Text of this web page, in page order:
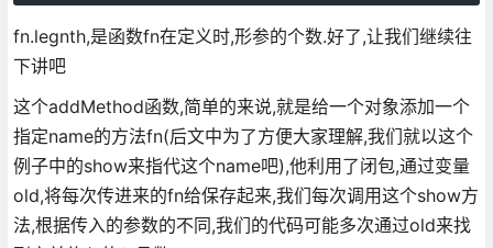
fn.legnth,是函数fn在定义时,形参的个数.好了,让我们继续往
下讲吧
这个addMethod函数,简单的来说,就是给一个对象添加一个
指定name的方法fn(后文中为了方便大家理解,我们就以这个
例子中的show来指代这个name吧),他利用了闭包,通过变量
old,将每次传进来的fn给保存起来,我们每次调用这个show方
法,根据传入的参数的不同,我们的代码可能多次通过old来找